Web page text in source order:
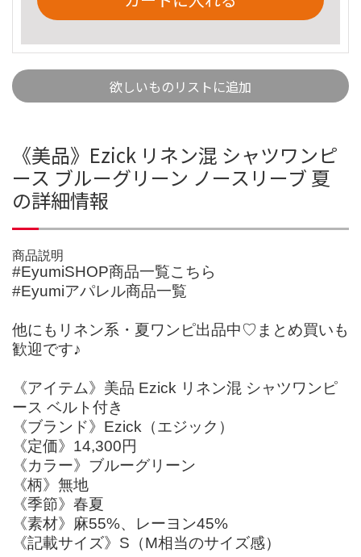
欲しいものリストに追加
《美品》Ezick リネン混 シャツワンピ
ース ブルーグリーン ノースリーブ 夏
の詳細情報
商品説明
#EyumiSHOP商品一覧こちら
#Eyumiアパレル商品一覧
他にもリネン系・夏ワンピ出品中♡まとめ買いも
歓迎です♪
《アイテム》美品 Ezick リネン混 シャツワンピ
ース ベルト付き
《ブランド》Ezick（エジック）
《定価》14,300円
《カラー》ブルーグリーン
《柄》無地
《季節》春夏
《素材》麻55%、レーヨン45%
《記載サイズ》S（M相当のサイズ感）